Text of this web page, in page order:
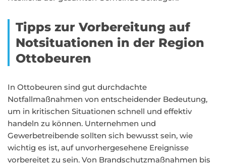
Tipps zur Vorbereitung auf
Notsituationen in der Region
Ottobeuren
In Ottobeuren sind gut durchdachte
Notfallmaßnahmen von entscheidender Bedeutung,
um in kritischen Situationen schnell und effektiv
handeln zu können. Unternehmen und
Gewerbetreibende sollten sich bewusst sein, wie
wichtig es ist, auf unvorhergesehene Ereignisse
vorbereitet zu sein. Von Brandschutzmaßnahmen bis